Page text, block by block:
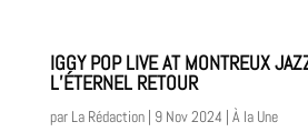
IGGY POP LIVE AT MONTREUX
L’ÉTERNEL RETOUR
par La Rédaction| 9 Nov 2024 | À la Une